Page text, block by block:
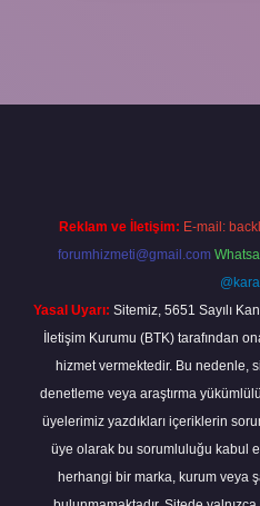
Reklam ve İletişim: E-mail:
forumhizmeti@gmail.com
Yasal Uyarı: Sitemiz, 5651 Sayılı
İletişim Kurumu (BTK) tarafından
hizmet vermektedir. Bu nedenle,
denetleme veya araştırma
üyelerimiz yazdıkları içeriklerin
üye olarak bu sorumluluğu kabul
herhangi bir marka, kurum veya